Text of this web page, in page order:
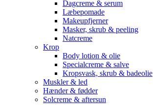
Dagcreme & serum
Læbepomade
Makeupfjerner
Masker, skrub & peeling
Natcreme
Krop
Body lotion & olie
Specialcreme & salve
Kropsvask, skrub & badeolie
Muskler & led
Hænder & fødder
Solcreme & aftersun